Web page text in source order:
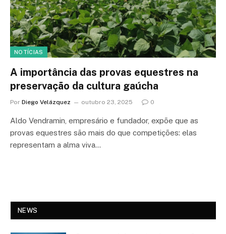
NOTÍCIAS
A importância das provas equestres na
preservação da cultura gaúcha
Por Diego Velázquez outubro 23, 2025 0
Aldo Vendramin, empresário e fundador, expõe que as
provas equestres são mais do que competições: elas
representam a alma viva…
NEWS